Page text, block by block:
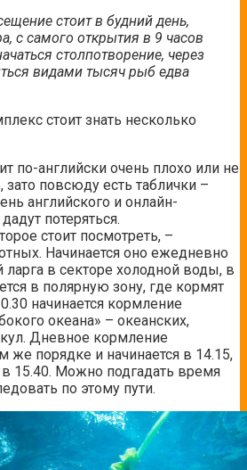
стоит в будний день,
с самого открытия в 9 часов
столпотворение, через
видами тысяч рыб едва
стоит знать несколько
по-английски очень плохо или не
зато повсюду есть таблички –
английского и онлайн-
потеряться.
стоит посмотреть, –
Начинается оно ежедневно
ларга в секторе холодной воды, в
в полярную зону, где кормят
начинается кормление
океана» – океанских,
Дневное кормление
же порядке и начинается в 14.15,
в 15.40. Можно подгадать время
по этому пути.